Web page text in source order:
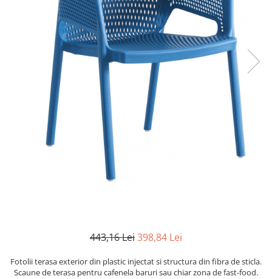
Scaune terasa
Seturi Terasa
Sezlonguri si Baldachine
Scaune Inalte De Bar
443,16 Lei398,84 Lei
Fotolii terasa exterior din plastic injectat si structura din fibra de sticla.
Scaune de terasa pentru cafenela baruri sau chiar zona de fast-food.